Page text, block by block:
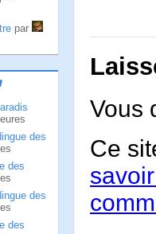
par
des
des
des
des
Vous
Ce